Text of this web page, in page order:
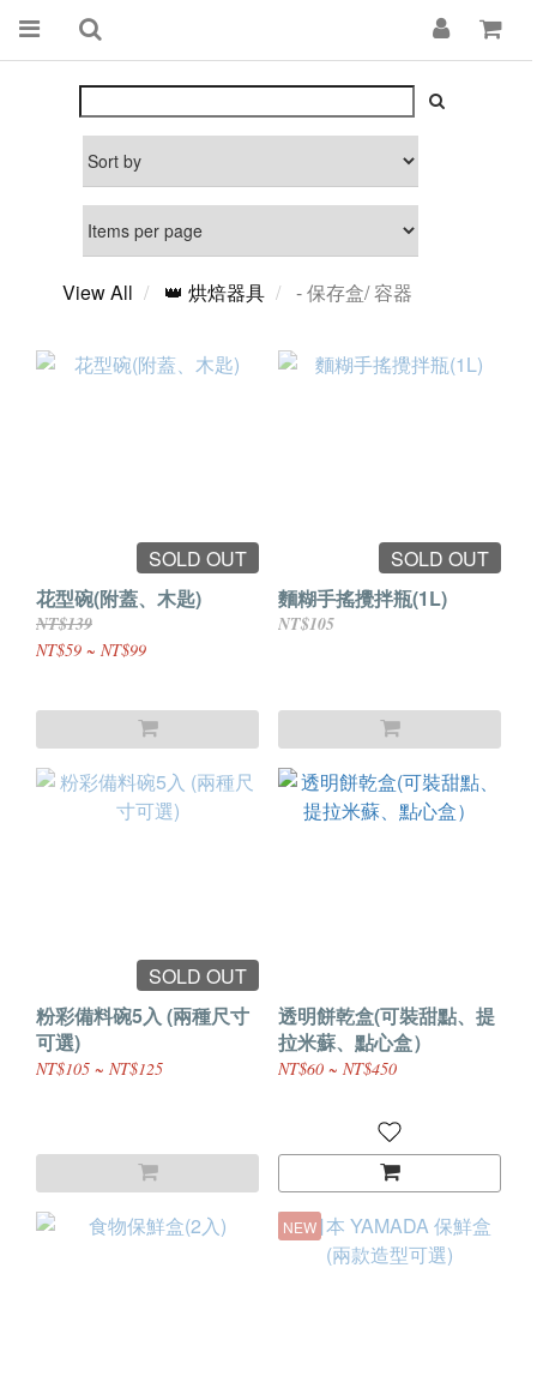
View All 👑 烘焙器具 - 保存盒/ 容器
SOLD OUT
花型碗(附蓋、木匙)
NT$139
NT$59 ~ NT$99
SOLD OUT
麵糊手搖攪拌瓶(1L)
NT$105
SOLD OUT
粉彩備料碗5入 (兩種尺寸
可選)
NT$105 ~ NT$125
透明餅乾盒(可裝甜點、提
拉米蘇、點心盒）
NT$60 ~ NT$450
NEW